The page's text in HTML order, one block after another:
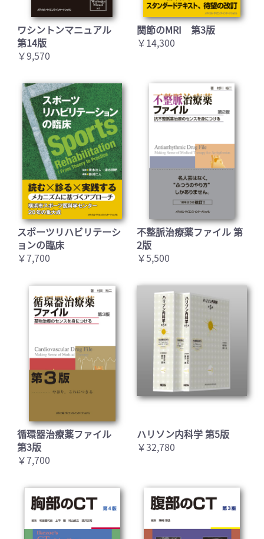
ワシントンマニュアル
第14版
￥9,570
関節のMRI 第3版
￥14,300
スポーツリハビリテーシ
ョンの臨床
￥7,700
不整脈治療薬ファイル 第
2版
￥5,500
循環器治療薬ファイル
第3版
￥7,700
ハリソン内科学 第5版
￥32,780